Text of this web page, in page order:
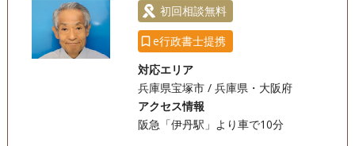
初回相談無料
e行政書士提携
対応エリア
兵庫県宝塚市 / 兵庫県・大阪府
アクセス情報
阪急「伊丹駅」より車で10分